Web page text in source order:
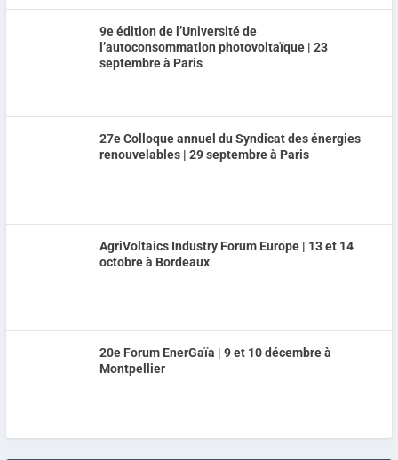
9e édition de l’Université de
l’autoconsommation photovoltaïque | 23
septembre à Paris
27e Colloque annuel du Syndicat des énergies
renouvelables | 29 septembre à Paris
AgriVoltaics Industry Forum Europe | 13 et 14
octobre à Bordeaux
20e Forum EnerGaïa | 9 et 10 décembre à
Montpellier